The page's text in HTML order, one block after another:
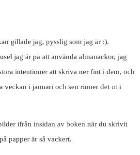
gillade jag, pysslig som jag är :).
jag är på att använda almanackor, jag
intentioner att skriva ner fint i dem, och
veckan i januari och sen rinner det ut i
ifrån insidan av boken när du skrivit
papper är så vackert.